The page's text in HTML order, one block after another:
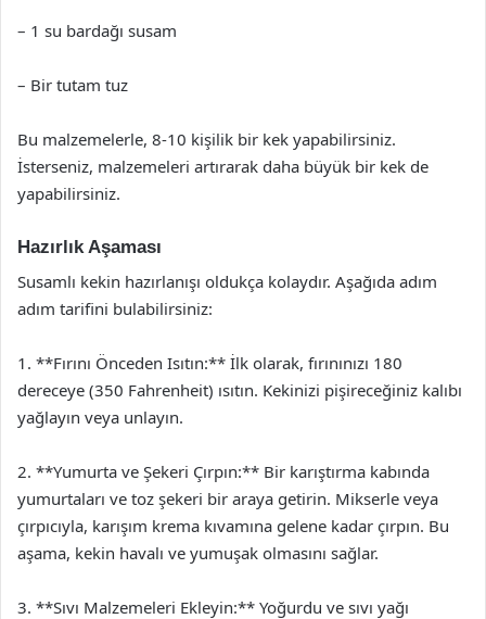
– 1 su bardağı susam
– Bir tutam tuz
Bu malzemelerle, 8-10 kişilik bir kek yapabilirsiniz.
İsterseniz, malzemeleri artırarak daha büyük bir kek de
yapabilirsiniz.
Hazırlık Aşaması
Susamlı kekin hazırlanışı oldukça kolaydır. Aşağıda adım
adım tarifini bulabilirsiniz:
1. **Fırını Önceden Isıtın:** İlk olarak, fırınınızı 180
dereceye (350 Fahrenheit) ısıtın. Kekinizi pişireceğiniz kalıbı
yağlayın veya unlayın.
2. **Yumurta ve Şekeri Çırpın:** Bir karıştırma kabında
yumurtaları ve toz şekeri bir araya getirin. Mikserle veya
çırpıcıyla, karışım krema kıvamına gelene kadar çırpın. Bu
aşama, kekin havalı ve yumuşak olmasını sağlar.
3. **Sıvı Malzemeleri Ekleyin:** Yoğurdu ve sıvı yağı